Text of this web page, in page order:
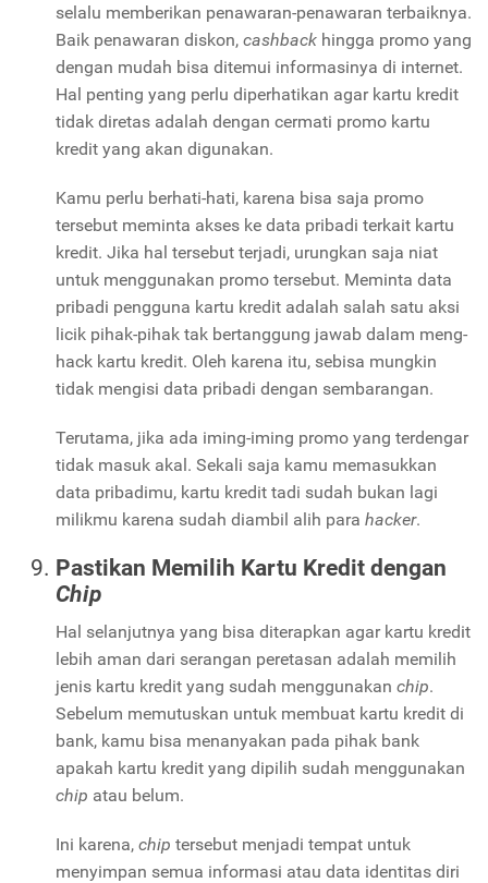
selalu memberikan penawaran-penawaran terbaiknya.
Baik penawaran diskon, cashback hingga promo yang
dengan mudah bisa ditemui informasinya di internet.
Hal penting yang perlu diperhatikan agar kartu kredit
tidak diretas adalah dengan cermati promo kartu
kredit yang akan digunakan.
Kamu perlu berhati-hati, karena bisa saja promo
tersebut meminta akses ke data pribadi terkait kartu
kredit. Jika hal tersebut terjadi, urungkan saja niat
untuk menggunakan promo tersebut. Meminta data
pribadi pengguna kartu kredit adalah salah satu aksi
licik pihak-pihak tak bertanggung jawab dalam meng-
hack kartu kredit. Oleh karena itu, sebisa mungkin
tidak mengisi data pribadi dengan sembarangan.
Terutama, jika ada iming-iming promo yang terdengar
tidak masuk akal. Sekali saja kamu memasukkan
data pribadimu, kartu kredit tadi sudah bukan lagi
milikmu karena sudah diambil alih para hacker.
Pastikan Memilih Kartu Kredit dengan
Chip
Hal selanjutnya yang bisa diterapkan agar kartu kredit
lebih aman dari serangan peretasan adalah memilih
jenis kartu kredit yang sudah menggunakan chip.
Sebelum memutuskan untuk membuat kartu kredit di
bank, kamu bisa menanyakan pada pihak bank
apakah kartu kredit yang dipilih sudah menggunakan
chip atau belum.
Ini karena, chip tersebut menjadi tempat untuk
menyimpan semua informasi atau data identitas diri